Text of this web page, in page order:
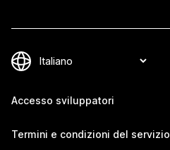
Accesso sviluppatori
Termini e condizioni del servizio